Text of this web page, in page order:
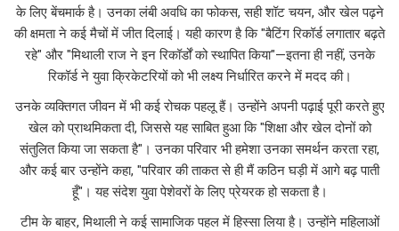
के लिए बेंचमार्क है। उनका लंबी अवधि का फोकस, सही शॉट चयन, और खेल पढ़ने
की क्षमता ने कई मैचों में जीत दिलाई। यही कारण है कि "बैटिंग रिकॉर्ड लगातार बढ़ते
रहे" और "मिथाली राज ने इन रिकॉर्डों को स्थापित किया"—इतना ही नहीं, उनके
रिकॉर्ड ने युवा क्रिकेटरियों को भी लक्ष्य निर्धारित करने में मदद की।
उनके व्यक्तिगत जीवन में भी कई रोचक पहलू हैं। उन्होंने अपनी पढ़ाई पूरी करते हुए
खेल को प्राथमिकता दी, जिससे यह साबित हुआ कि "शिक्षा और खेल दोनों को
संतुलित किया जा सकता है"। उनका परिवार भी हमेशा उनका समर्थन करता रहा,
और कई बार उन्होंने कहा, "परिवार की ताकत से ही मैं कठिन घड़ी में आगे बढ़ पाती
हूँ"। यह संदेश युवा पेशेवरों के लिए प्रेयरक हो सकता है।
टीम के बाहर, मिथाली ने कई सामाजिक पहल में हिस्सा लिया है। उन्होंने महिलाओं